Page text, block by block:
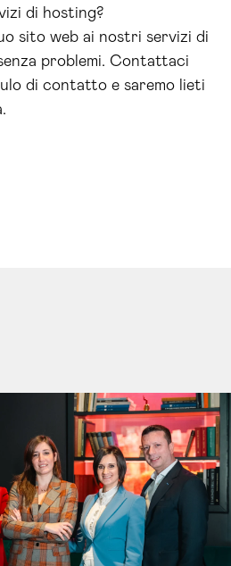
di hosting?
sito web ai nostri servizi di
problemi. Contattaci
di contatto e saremo lieti